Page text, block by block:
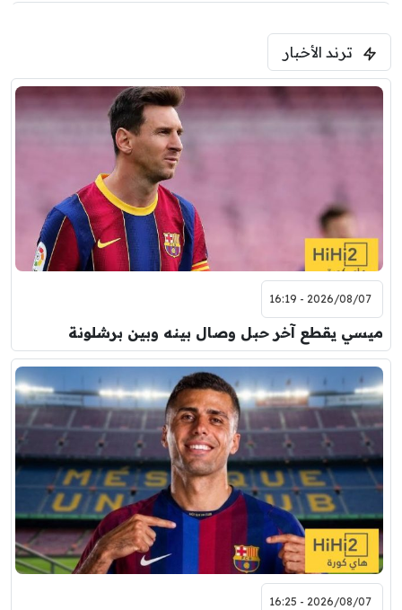
فرينتسفاروشي
مباراة ودية
اودينيزي
8:00 م
مباراة ودية
برشلونة
ترند الأخبار
2026/08/07 - 16:19
ميسي يقطع آخر حبل وصال بينه وبين برشلونة
2026/08/07 - 16:25